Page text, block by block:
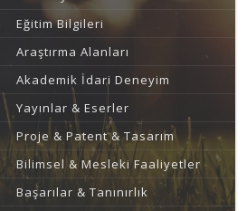
Eğitim Bilgileri
Araştırma Alanları
Akademik İdari Deneyim
Yayınlar & Eserler
Proje & Patent & Tasarım
Bilimsel & Mesleki Faaliyetler
Başarılar & Tanınırlık